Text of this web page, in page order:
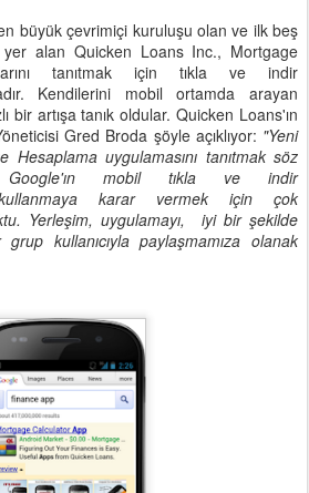
büyük çevrimiçi kuruluşu olan ve ilk beş
yer alan Quicken Loans Inc., Mortgage
tanıtmak için tıkla ve indir
Kendilerini mobil ortamda arayan
bir artışa tanık oldular. Quicken Loans'ın
Gred Broda şöyle açıklıyor: "Yeni
uygulamasını tanıtmak söz
Google'ın mobil tıkla ve indir
karar vermek için çok
Yerleşim, uygulamayı, iyi bir şekilde
kullanıcıyla paylaşmamıza olanak